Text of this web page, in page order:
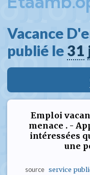
Vacance
publié le 31
Emploi
menace . -
intéressées
une
source service